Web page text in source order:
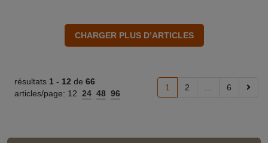
résultats 1 - 12 de 66
articles/page: 12 24 48 96
1 2 6